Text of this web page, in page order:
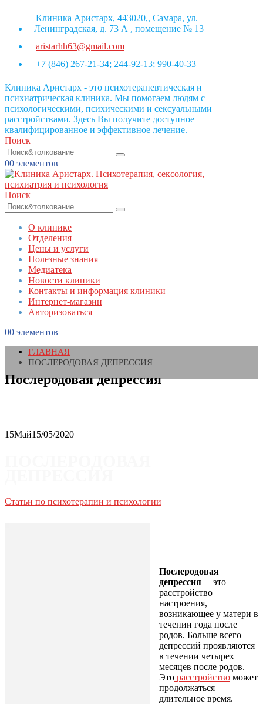
Клиника Аристарх, 443020,, Самара, ул.
Ленинградская, д. 73 А , помещение № 13
aristarhh63@gmail.com
+7 (846) 267-21-34; 244-92-13; 990-40-33
Клиника Аристарх - это психотерапевтическая и
психиатрическая клиника. Мы помогаем людям с
психологическими, психическими и сексуальными
расстройствами. Здесь Вы получите доступное
квалифицированное и эффективное лечение.
Поиск
00 элементов
Поиск
О клинике
Отделения
Цены и услуги
Полезные знания
Медиатека
Новости клиники
Контакты и информация клиники
Интернет-магазин
Авторизоваться
00 элементов
ГЛАВНАЯ
ПОСЛЕРОДОВАЯ ДЕПРЕССИЯ
Послеродовая депрессия
15Май15/05/2020
Статьи по психотерапии и психологии
Послеродовая
депрессия – это
расстройство
настроения,
возникающее у матери в
течении года после
родов. Больше всего
депрессий проявляются
в течении четырех
месяцев после родов.
Это расстройство может
продолжаться
длительное время.